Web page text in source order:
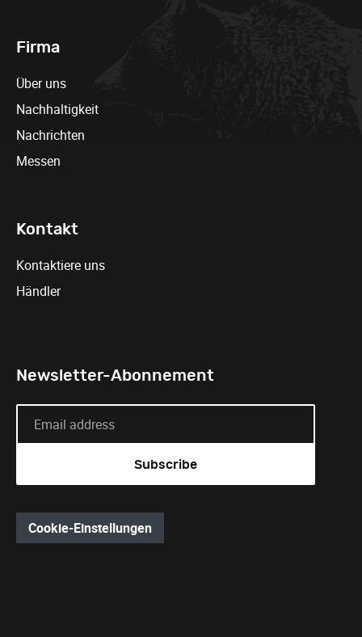
Firma
Über uns
Nachhaltigkeit
Nachrichten
Messen
Kontakt
Kontaktiere uns
Händler
Cookie-Einstellungen
Newsletter-Abonnement